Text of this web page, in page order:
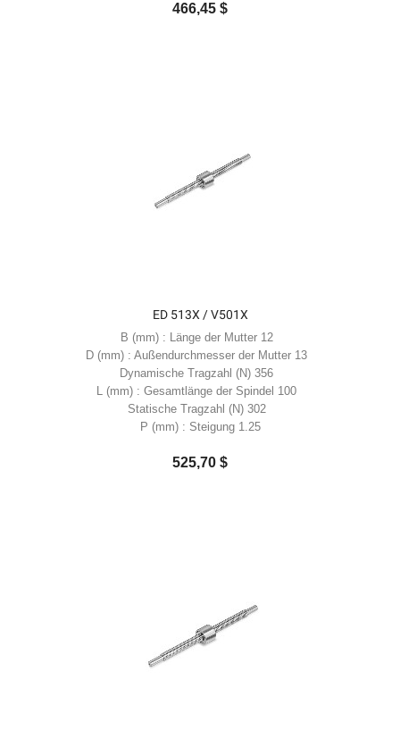
466,45 $
ED 513X / V501X
B (mm) : Länge der Mutter 12
D (mm) : Außendurchmesser der Mutter 13
Dynamische Tragzahl (N) 356
L (mm) : Gesamtlänge der Spindel 100
Statische Tragzahl (N) 302
P (mm) : Steigung 1.25
525,70 $